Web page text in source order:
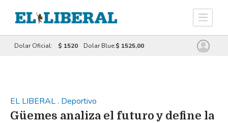
Dolar Oficial: $ 1520 Dolar Blue:$ 1525,00
EL LIBERAL. Deportivo
Güemes analiza el futuro y define la